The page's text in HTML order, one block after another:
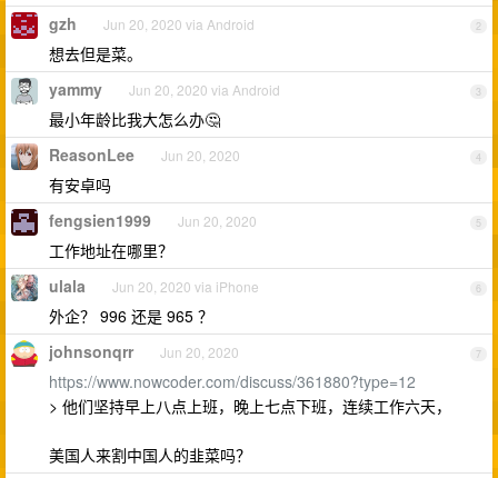
2
gzh Jun 20, 2020 via Android
想去但是菜。
3
yammy Jun 20, 2020 via Android
最小年龄比我大怎么办🤔
4
ReasonLee Jun 20, 2020
有安卓吗
5
fengsien1999 Jun 20, 2020
工作地址在哪里？
6
ulala Jun 20, 2020 via iPhone
外企？ 996 还是 965 ？
7
johnsonqrr Jun 20, 2020
https://www.nowcoder.com/discuss/361880?type=12
> 他们坚持早上八点上班，晚上七点下班，连续工作六天，
美国人来割中国人的韭菜吗？